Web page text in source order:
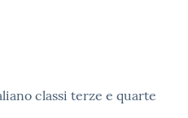
classi terze e quarte